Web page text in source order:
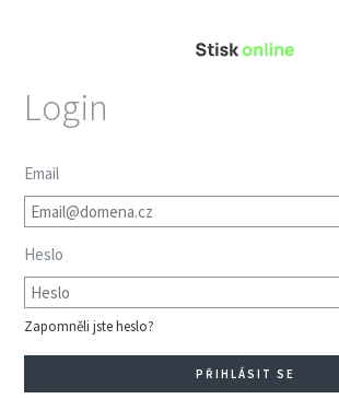
Login
Email
Heslo
Zapomněli jste heslo?